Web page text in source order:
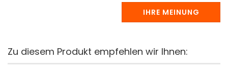
IHRE MEINUNG
Zu diesem Produkt empfehlen wir Ihnen: